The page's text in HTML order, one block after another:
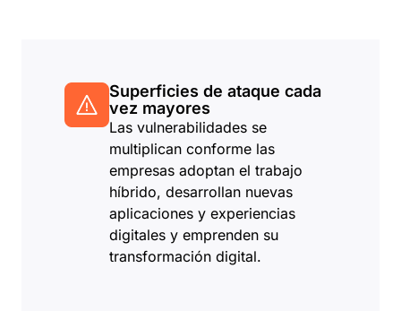
Superficies de ataque cada
vez mayores
Las vulnerabilidades se
multiplican conforme las
empresas adoptan el trabajo
híbrido, desarrollan nuevas
aplicaciones y experiencias
digitales y emprenden su
transformación digital.